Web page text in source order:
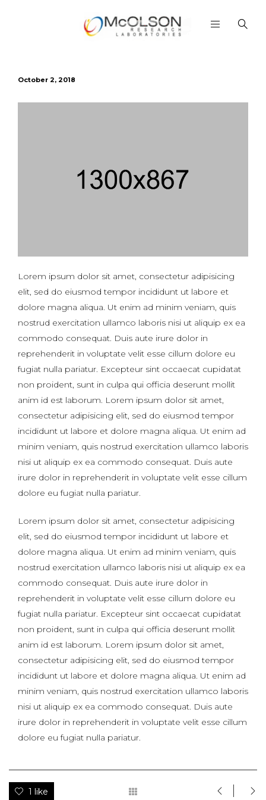
October 2, 2018
Lorem ipsum dolor sit amet, consectetur adipisicing
elit, sed do eiusmod tempor incididunt ut labore et
dolore magna aliqua. Ut enim ad minim veniam, quis
nostrud exercitation ullamco laboris nisi ut aliquip ex ea
commodo consequat. Duis aute irure dolor in
reprehenderit in voluptate velit esse cillum dolore eu
fugiat nulla pariatur. Excepteur sint occaecat cupidatat
non proident, sunt in culpa qui officia deserunt mollit
anim id est laborum. Lorem ipsum dolor sit amet,
consectetur adipisicing elit, sed do eiusmod tempor
incididunt ut labore et dolore magna aliqua. Ut enim ad
minim veniam, quis nostrud exercitation ullamco laboris
nisi ut aliquip ex ea commodo consequat. Duis aute
irure dolor in reprehenderit in voluptate velit esse cillum
dolore eu fugiat nulla pariatur.
Lorem ipsum dolor sit amet, consectetur adipisicing
elit, sed do eiusmod tempor incididunt ut labore et
dolore magna aliqua. Ut enim ad minim veniam, quis
nostrud exercitation ullamco laboris nisi ut aliquip ex ea
commodo consequat. Duis aute irure dolor in
reprehenderit in voluptate velit esse cillum dolore eu
fugiat nulla pariatur. Excepteur sint occaecat cupidatat
non proident, sunt in culpa qui officia deserunt mollit
anim id est laborum. Lorem ipsum dolor sit amet,
consectetur adipisicing elit, sed do eiusmod tempor
incididunt ut labore et dolore magna aliqua. Ut enim ad
minim veniam, quis nostrud exercitation ullamco laboris
nisi ut aliquip ex ea commodo consequat. Duis aute
irure dolor in reprehenderit in voluptate velit esse cillum
dolore eu fugiat nulla pariatur.
1 like